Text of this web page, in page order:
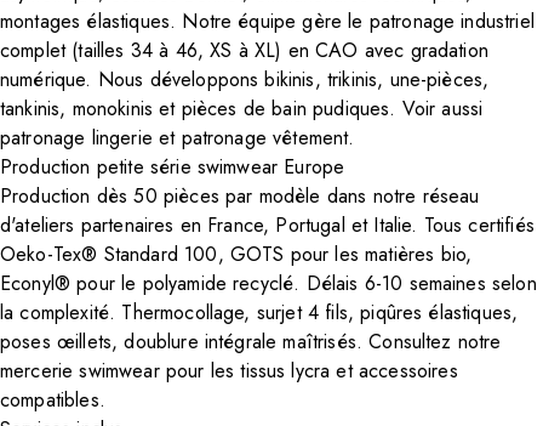
montages élastiques. Notre équipe gère le patronage industriel
complet (tailles 34 à 46, XS à XL) en CAO avec gradation
numérique. Nous développons bikinis, trikinis, une-pièces,
tankinis, monokinis et pièces de bain pudiques. Voir aussi
patronage lingerie et patronage vêtement.
Production petite série swimwear Europe
Production dès 50 pièces par modèle dans notre réseau
d'ateliers partenaires en France, Portugal et Italie. Tous certifiés
Oeko-Tex® Standard 100, GOTS pour les matières bio,
Econyl® pour le polyamide recyclé. Délais 6-10 semaines selon
la complexité. Thermocollage, surjet 4 fils, piqûres élastiques,
poses œillets, doublure intégrale maîtrisés. Consultez notre
mercerie swimwearpour lestissus lycra et accessoires
compatibles.